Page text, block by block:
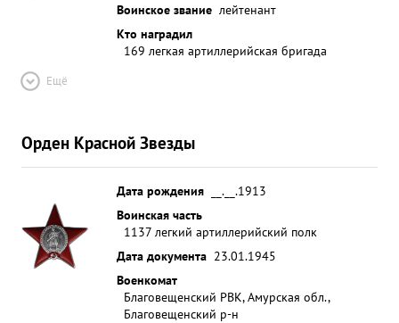
Воинское звание лейтенант
Кто наградил
169 легкая артиллерийская бригада
Ещё
Орден Красной Звезды
Дата рождения
__.__.1913
Воинская часть
1137 легкий артиллерийский полк
Дата документа 23.01.1945
Военкомат
Благовещенский РВК, Амурская обл.,
Благовещенский р-н